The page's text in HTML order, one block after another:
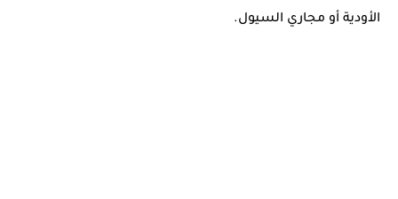
الأودية أو مجاري السيول.